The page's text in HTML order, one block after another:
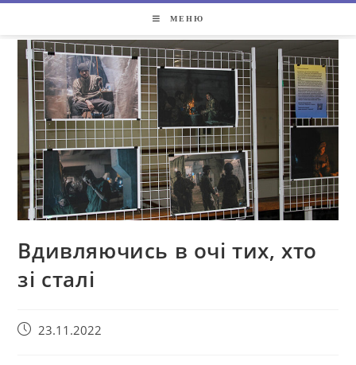
МЕНЮ
Вдивляючись в очі тих, хто
зі сталі
23.11.2022